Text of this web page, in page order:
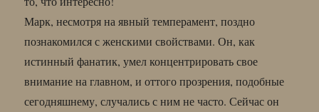
Марк, несмотря на явный темперамент, поздно
познакомился с женскими свойствами. Он, как
истинный фанатик, умел концентрировать свое
внимание на главном, и оттого прозрения, подобные
сегодняшнему, случались с ним не часто. Сейчас он